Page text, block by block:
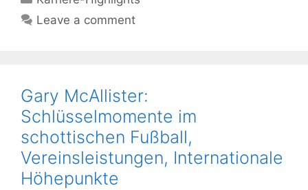
Leave a comment
Gary McAllister:
Schlüsselmomente im
schottischen Fußball,
Vereinsleistungen, Internationale
Höhepunkte